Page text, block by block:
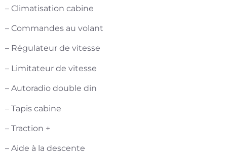
– Climatisation cabine
– Commandes au volant
– Régulateur de vitesse
– Limitateur de vitesse
– Autoradio double din
– Tapis cabine
– Traction +
– Aide à la descente